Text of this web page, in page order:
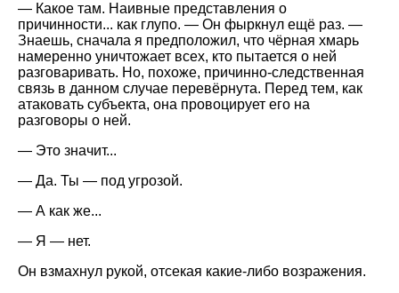
— Какое там. Наивные представления о
причинности... как глупо. — Он фыркнул ещё раз. —
Знаешь, сначала я предположил, что чёрная хмарь
намеренно уничтожает всех, кто пытается о ней
разговаривать. Но, похоже, причинно-следственная
связь в данном случае перевёрнута. Перед тем, как
атаковать субъекта, она провоцирует его на
разговоры о ней.
— Это значит...
— Да. Ты — под угрозой.
— А как же...
— Я — нет.
Он взмахнул рукой, отсекая какие-либо возражения.